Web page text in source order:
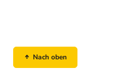
Nach oben